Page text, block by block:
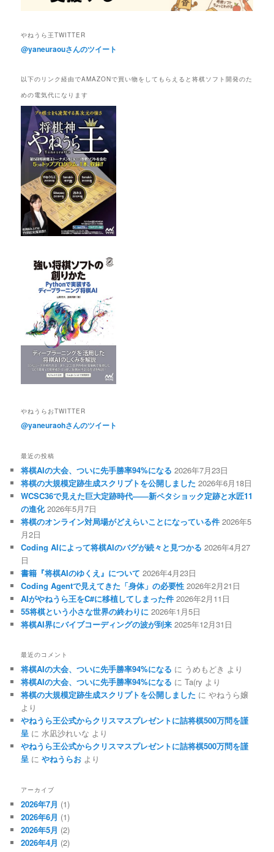
やねうら王TWITTER
@yaneuraouさんのツイート
以下のリンク経由でAMAZONで買い物をしてもらえると将棋ソフト開発のた
めの電気代になります
やねうらおTWITTER
@yaneuraohさんのツイート
最近の投稿
将棋AIの大会、ついに先手勝率94%になる 2026年7月23日
将棋の大規模定跡生成スクリプトを公開しました 2026年6月18日
WCSC36で見えた巨大定跡時代――新ペタショック定跡と水匠11
の進化 2026年5月7日
将棋のオンライン対局場がどえらいことになっている件 2026年5
月2日
Coding AIによって将棋AIのバグが続々と見つかる 2026年4月27
日
書籍『将棋AIのゆくえ』について 2026年4月23日
Coding Agentで見えてきた「身体」の必要性 2026年2月21日
AIがやねうら王をC#に移植してしまった件 2026年2月11日
55将棋という小さな世界の終わりに 2026年1月5日
将棋AI界にバイブコーディングの波が到来 2025年12月31日
最近のコメント
将棋AIの大会、ついに先手勝率94%になる に うめもどき より
将棋AIの大会、ついに先手勝率94%になる にTa(ry より
将棋の大規模定跡生成スクリプトを公開しました にやねうら嬢
より
やねうら王公式からクリスマスプレゼントに詰将棋500万問を謹
呈 に水凪沙れいな より
やねうら王公式からクリスマスプレゼントに詰将棋500万問を謹
呈 にやねうらお より
アーカイブ
2026年7月 (1)
2026年6月 (1)
2026年5月 (2)
2026年4月 (2)